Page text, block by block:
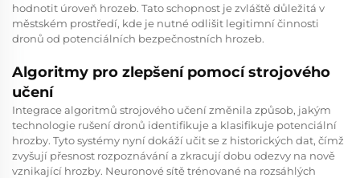
hodnotit úroveň hrozeb. Tato schopnost je zvláště důležitá v
městském prostředí, kde je nutné odlišit legitimní činnosti
dronů od potenciálních bezpečnostních hrozeb.
Algoritmy pro zlepšení pomocí strojového
učení
Integrace algoritmů strojového učení změnila způsob, jakým
technologie rušení dronů identifikuje a klasifikuje potenciální
hrozby. Tyto systémy nyní dokáží učit se z historických dat, čímž
zvyšují přesnost rozpoznávání a zkracují dobu odezvy na nově
vznikající hrozby. Neuronové sítě trénované na rozsáhlých